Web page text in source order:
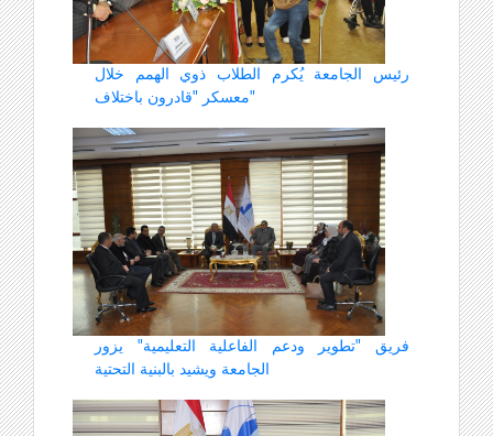
رئيس الجامعة يُكرم الطلاب ذوي الهمم خلال
معسكر "قادرون باختلاف"
فريق "تطوير ودعم الفاعلية التعليمية" يزور
الجامعة ويشيد بالبنية التحتية